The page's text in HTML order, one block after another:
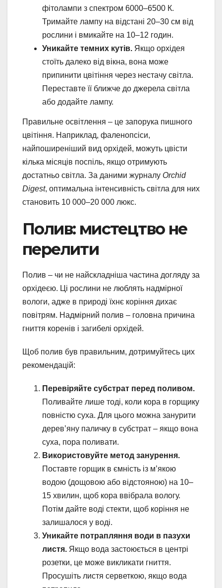
фітолампи з спектром 6000–6500 К.
Тримайте лампу на відстані 20–30 см від
рослини і вмикайте на 10–12 годин.
Уникайте темних кутів. Якщо орхідея
стоїть далеко від вікна, вона може
припинити цвітіння через нестачу світла.
Переставте її ближче до джерела світла
або додайте лампу.
Правильне освітлення – це запорука пишного
цвітіння. Наприклад, фаленопсіси,
найпоширеніший вид орхідей, можуть цвісти
кілька місяців поспіль, якщо отримують
достатньо світла. За даними журналу Orchid
Digest, оптимальна інтенсивність світла для них
становить 10 000–20 000 люкс.
Полив: мистецтво не
перелити
Полив – чи не найскладніша частина догляду за
орхідеєю. Ці рослини не люблять надмірної
вологи, адже в природі їхнє коріння дихає
повітрям. Надмірний полив – головна причина
гниття коренів і загибелі орхідей.
Щоб полив був правильним, дотримуйтесь цих
рекомендацій:
Перевіряйте субстрат перед поливом.
Поливайте лише тоді, коли кора в горщику
повністю суха. Для цього можна занурити
дерев’яну паличку в субстрат – якщо вона
суха, пора поливати.
Використовуйте метод занурення.
Поставте горщик в ємність із м’якою
водою (дощовою або відстояною) на 10–
15 хвилин, щоб кора ввібрала вологу.
Потім дайте воді стекти, щоб коріння не
залишалося у воді.
Уникайте потрапляння води в пазухи
листя. Якщо вода застоюється в центрі
розетки, це може викликати гниття.
Просушіть листя серветкою, якщо вода